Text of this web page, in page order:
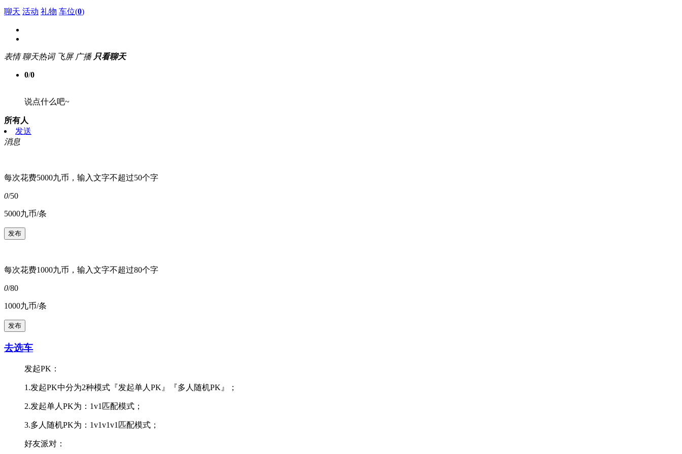
聊天 活动 礼物 车位(0)
表情 聊天热词 飞屏 广播 只看聊天
0/0
说点什么吧~
所有人
发送
消息
每次花费5000九币，输入文字不超过50个字
0/50
5000九币/条
每次花费1000九币，输入文字不超过80个字
0/80
1000九币/条
去选车
发起PK：
1.发起PK中分为2种模式『发起单人PK』『多人随机PK』；
2.发起单人PK为：1v1匹配模式；
3.多人随机PK为：1v1v1v1匹配模式；
好友派对：